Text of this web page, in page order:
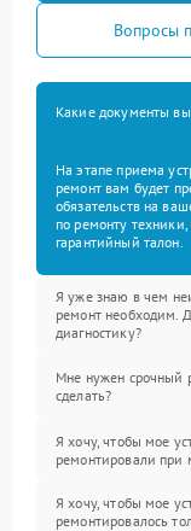
Вопросы
Какие документы вы
На этапе приема
ремонт вам будет
обязательств на
по ремонту
гарантийный талон.
Я уже знаю в чем
ремонт необходим.
диагностику?
Мне нужен срочный
сделать?
Я хочу, чтобы мое
ремонтировали при
Я хочу, чтобы мое
ремонтировалось